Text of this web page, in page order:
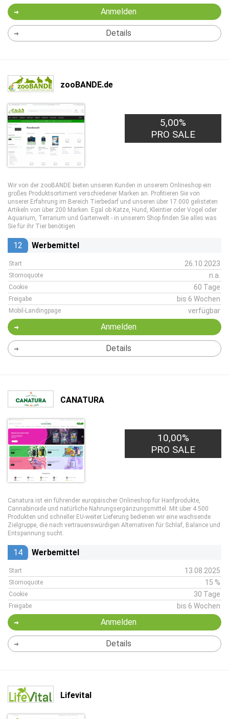
Anmelden
Details
zooBANDE.de
5,00%
PRO SALE
Wir von der zooBANDE bieten unseren Kunden in unserem Onlineshop ein
großes Produktsortiment verschiedener Marken an. Profitieren Sie von
unserer Erfahrung im Bereich Tierbedarf und unseren über 17.000 gelisteten
Artikeln von über 200 Marken. Egal ob Katze, Hund, Kleintier oder Vogel oder
Aquarium, Terrarium und Gartenwelt - in unserem Shop finden Sie alles was
Sie für ihr Tier benötigen.
12 Werbemittel
Start 26.10.2023
Stornoquote n.a.
Cookie 60 Tage
Freigabe bis 6 Wochen
Mobil-Landingpage verfügbar
Anmelden
Details
CANATURA
10,00%
PRO SALE
Canatura ist ein führender europäischer Onlineshop für Hanfprodukte,
Cannabinoide und natürliche Nahrungsergänzungsmittel. Mit über 4.500
Produkten und schneller EU-weiter Lieferung bedienen wir eine wachsende
Zielgruppe, die nach vertrauenswürdigen Alternativen für Schlaf, Balance und
Entspannung sucht.
14 Werbemittel
Start 13.08.2025
Stornoquote 15 %
Cookie 30 Tage
Freigabe bis 6 Wochen
Anmelden
Details
Lifevital